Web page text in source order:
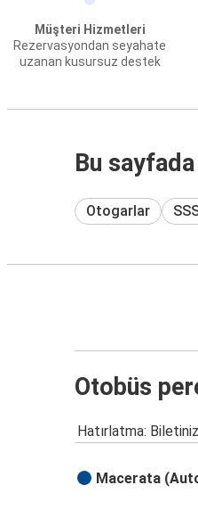
Müşteri Hizmetleri
Rezervasyondan seyahate
uzanan kusursuz destek
Bu
Otogarlar
Otobüs
Hatırlatma:
Macerata